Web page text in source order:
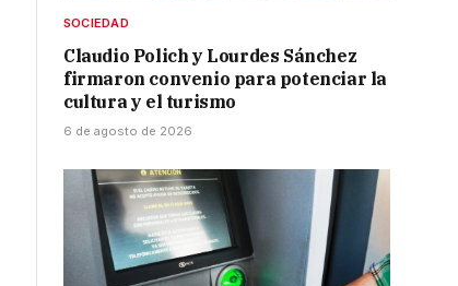
SOCIEDAD
Claudio Polich y Lourdes Sánchez
firmaron convenio para potenciar la
cultura y el turismo
6 de agosto de 2026